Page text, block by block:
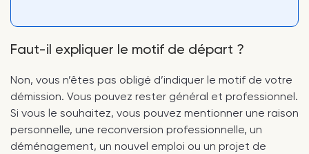
Faut-il expliquer le motif de départ ?
Non, vous n’êtes pas obligé d’indiquer le motif de votre
démission. Vous pouvez rester général et professionnel.
Si vous le souhaitez, vous pouvez mentionner une raison
personnelle, une reconversion professionnelle, un
déménagement, un nouvel emploi ou un projet de